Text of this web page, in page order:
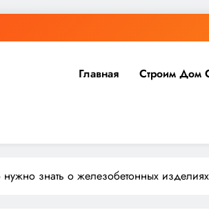
Главная Строим Дом
нужно знать о железобетонных